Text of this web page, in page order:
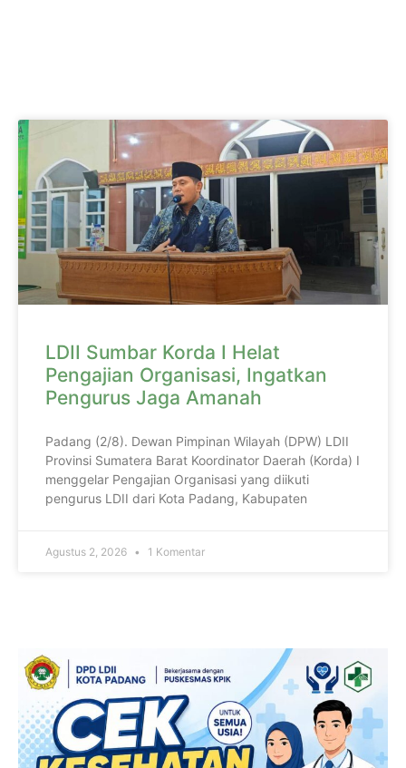
LDII Sumbar Korda I Helat
Pengajian Organisasi, Ingatkan
Pengurus Jaga Amanah
Padang (2/8). Dewan Pimpinan Wilayah (DPW) LDII
Provinsi Sumatera Barat Koordinator Daerah (Korda) I
menggelar Pengajian Organisasi yang diikuti
pengurus LDII dari Kota Padang, Kabupaten
Agustus 2, 2026 1 Komentar